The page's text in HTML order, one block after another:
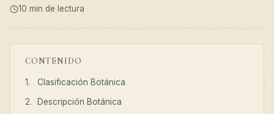
10 min de lectura
CONTENIDO
Clasificación Botánica
Descripción Botánica